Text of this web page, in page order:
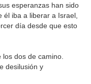
esperanzas han sido
iba a liberar a Israel,
día desde que esto
dos de camino.
desilusión y